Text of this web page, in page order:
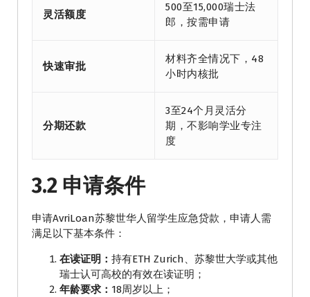
灵活额度
500至15,000瑞士法
郎，按需申请
快速审批
材料齐全情况下，48
小时内核批
分期还款
3至24个月灵活分
期，不影响学业专注
度
3.2 申请条件
申请AvriLoan苏黎世华人留学生应急贷款，申请人需
满足以下基本条件：
在读证明： 持有ETH Zurich、苏黎世大学或其他
瑞士认可高校的有效在读证明；
年龄要求： 18周岁以上；